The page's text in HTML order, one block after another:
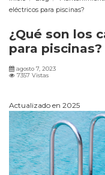
eléctricos para piscinas?
¿Qué son los
para piscinas?
agosto 7, 2023
7357 Vistas
Actualizado en 2025